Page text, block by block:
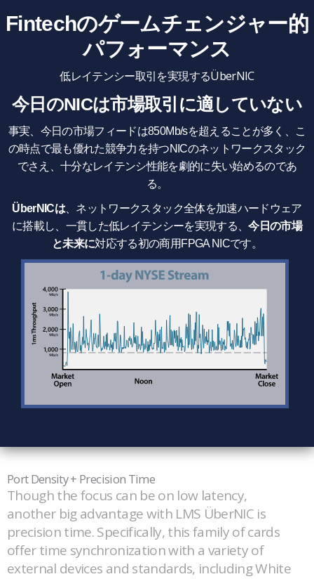
Fintechのゲームチェンジャー的
パフォーマンス
低レイテンシー取引を実現するÜberNIC
今日のNICは市場取引に適していない
事実、今日の市場フィードは850Mb/sを超えることが多く、こ
の時点で最も優れた競争力を持つNICのネットワークスタック
でさえ、十分なレイテンシ性能を劇的に失い始めるのであ
る。
ÜberNICは 、ネットワークスタック全体を加速ハードウェア
に搭載し、一貫した低レイテンシーを実現する、今日の市場
と未来に対応する初の商用FPGA NICです。
Port Density + Precision Time
Though the focus can be on low latency,
another big advantage with LMS ÜberNIC is
precision time. Specifically, this family of cards
offer time synchronization with a variety of
external devices and standards, including White